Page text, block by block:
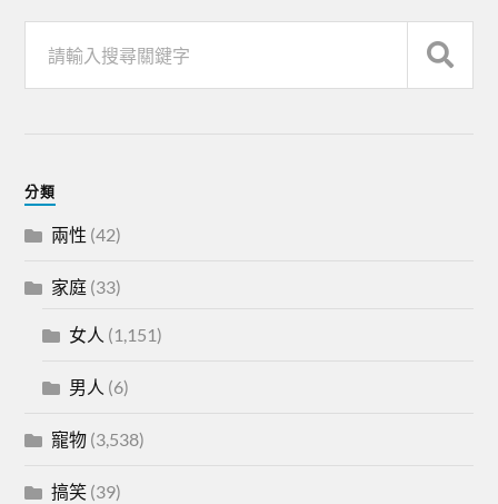
分類
兩性 (42)
家庭 (33)
女人 (1,151)
男人 (6)
寵物 (3,538)
搞笑 (39)